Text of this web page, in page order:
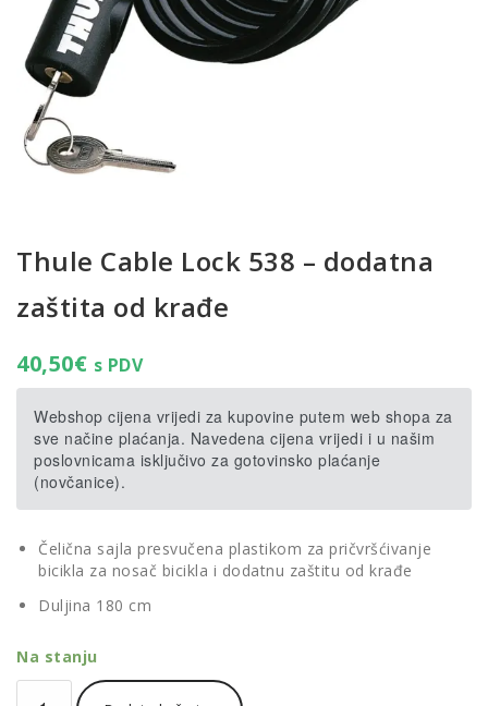
Thule Cable Lock 538 – dodatna
zaštita od krađe
40,50€ s PDV
Webshop cijena vrijedi za kupovine putem web shopa za
sve načine plaćanja. Navedena cijena vrijedi i u našim
poslovnicama isključivo za gotovinsko plaćanje
(novčanice).
Čelična sajla presvučena plastikom za pričvršćivanje
bicikla za nosač bicikla i dodatnu zaštitu od krađe
Duljina 180 cm
Na stanju